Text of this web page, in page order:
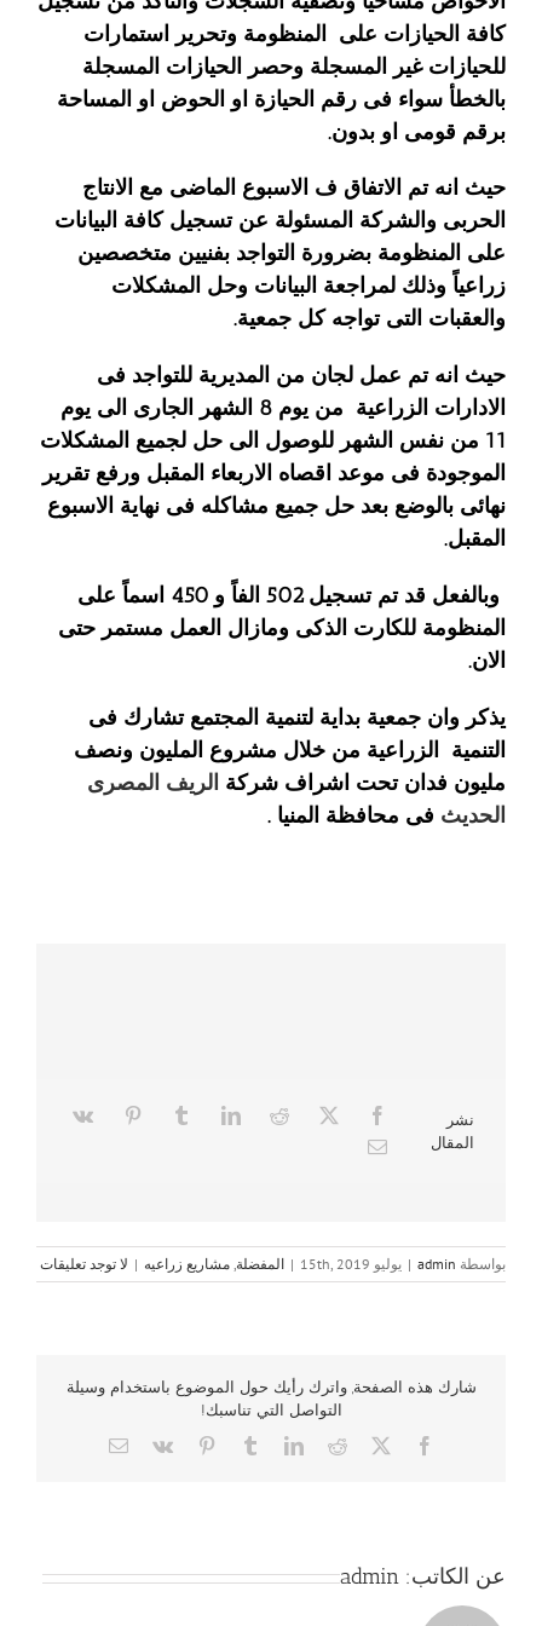
كافة الحيازات على المنظومة وتحرير استمارات
للحيازات غير المسجلة وحصر الحيازات المسجلة
بالخطأ سواء فى رقم الحيازة او الحوض او المساحة
برقم قومى او بدون.
حيث انه تم الاتفاق ف الاسبوع الماضى مع الانتاج
الحربى والشركة المسئولة عن تسجيل كافة البيانات
على المنظومة بضرورة التواجد بفنيين متخصصين
زراعياً وذلك لمراجعة البيانات وحل المشكلات
والعقبات التى تواجه كل جمعية.
حيث انه تم عمل لجان من المديرية للتواجد فى
الادارات الزراعية من يوم 8 الشهر الجارى الى يوم
11 من نفس الشهر للوصول الى حل لجميع المشكلات
الموجودة فى موعد اقصاه الاربعاء المقبل ورفع تقرير
نهائى بالوضع بعد حل جميع مشاكله فى نهاية الاسبوع
المقبل.
وبالفعل قد تم تسجيل 502 الفاً و 450 اسماً على
المنظومة للكارت الذكى ومازال العمل مستمر حتى
الان.
يذكر وان جمعية بداية لتنمية المجتمع تشارك فى
التنمية الزراعية من خلال مشروع المليون ونصف
مليون فدان تحت اشراف شركة الريف المصرى
الحديث فى محافظة المنيا .
نشر
المقال
بواسطة admin
| يوليو 15th, 2019 | المفضلة, مشاريع زراعيه | لا توجد تعليقات
شارك هذه الصفحة, واترك رأيك حول الموضوع باستخدام وسيلة
التواصل التي تناسبك!
Facebook
X
Reddit
LinkedIn
Tumblr
Pinterest
Vk
Email
عن الكاتب: admin